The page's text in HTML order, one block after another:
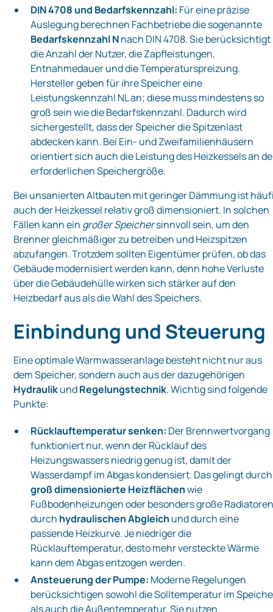
DIN 4708 und Bedarfskennzahl: Für eine präzise
Auslegung berechnen Fachbetriebe die sogenannte
Bedarfskennzahl Nnach DIN 4708. Sie berücksichtigt
die Anzahl der Nutzer, die Zapfleistungen,
Entnahmedauer und die Temperaturspreizung.
Hersteller geben für ihre Speicher eine
Leistungskennzahl NL an; diese muss mindestens so
groß sein wie die Bedarfskennzahl. Dadurch wird
sichergestellt, dass der Speicher die Spitzenlast
abdecken kann. Bei Ein- und Zweifamilienhäusern
orientiert sich auch die Leistung des Heizkessels an
erforderlichen Speichergröße.
Bei unsanierten Altbauten mit geringer Dämmung ist
auch der Heizkessel relativ groß dimensioniert. In solchen
Fällen kann ein großer Speichersinnvoll sein, um den
Brenner gleichmäßiger zu betreiben und Heizspitzen
abzufangen. Trotzdem sollten Eigentümer prüfen, ob das
Gebäude modernisiert werden kann, denn hohe Verluste
über die Gebäudehülle wirken sich stärker auf den
Heizbedarf aus als die Wahl des Speichers.
Einbindung und Steuerung
Eine optimale Warmwasseranlage besteht nicht nur aus
dem Speicher, sondern auch aus der dazugehörigen
HydraulikundRegelungstechnik. Wichtig sind folgende
Punkte:
Rücklauftemperatur senken: Der Brennwertvorgang
funktioniert nur, wenn der Rücklauf des
Heizungswassers niedrig genug ist, damit der
Wasserdampf im Abgas kondensiert. Das gelingt durch
groß dimensionierte Heizflächenwie
Fußbodenheizungen oder besonders große
durch hydraulischen Abgleich und durch eine
passende Heizkurve. Je niedriger die
Rücklauftemperatur, desto mehr versteckte Wärme
kann dem Abgas entzogen werden.
Ansteuerung der Pumpe: Moderne Regelungen
berücksichtigen sowohl die Solltemperatur im
als auch die Außentemperatur. Sie nutzen